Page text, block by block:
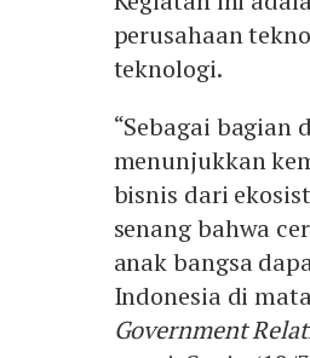
perusahaan
teknologi.
“Sebagai bagian
menunjukkan
bisnis dari
senang bahwa
anak bangsa
Indonesia di
Government